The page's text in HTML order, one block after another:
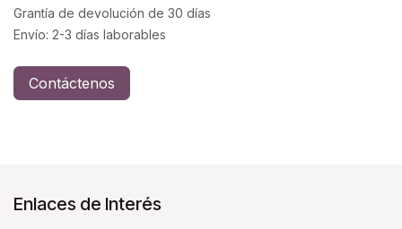
Grantía de devolución de 30 días
Envío: 2-3 días laborables
Contáctenos
Enlaces de Interés